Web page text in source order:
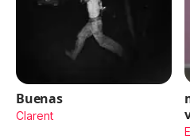
Buenas
Clarent